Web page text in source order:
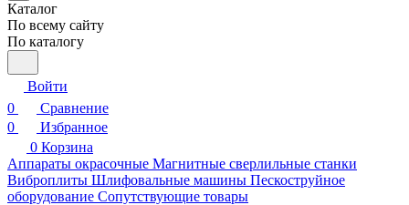
Каталог
По всему сайту
По каталогу
Войти
0
Сравнение
0
Избранное
0 Корзина
Аппараты окрасочные Магнитные сверлильные станки
Виброплиты Шлифовальные машины Пескоструйное
оборудование Сопутствующие товары